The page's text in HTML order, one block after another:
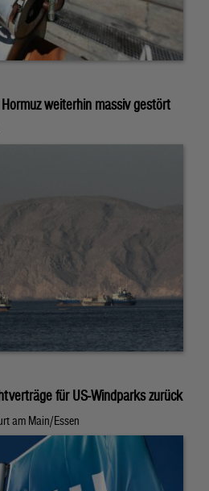
weiterhin massiv gestört
für US-Windparks zurück
am Main/Essen